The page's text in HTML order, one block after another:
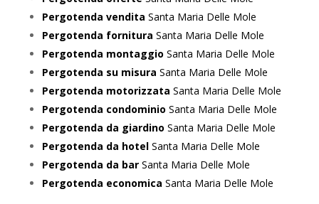
Pergotenda vendita Santa Maria Delle Mole
Pergotenda fornitura Santa Maria Delle Mole
Pergotenda montaggio Santa Maria Delle Mole
Pergotenda su misura Santa Maria Delle Mole
Pergotenda motorizzata Santa Maria Delle Mole
Pergotenda condominio Santa Maria Delle Mole
Pergotenda da giardino Santa Maria Delle Mole
Pergotenda da hotelSanta Maria Delle Mole
Pergotenda da barSanta Maria Delle Mole
Pergotenda economica Santa Maria Delle Mole